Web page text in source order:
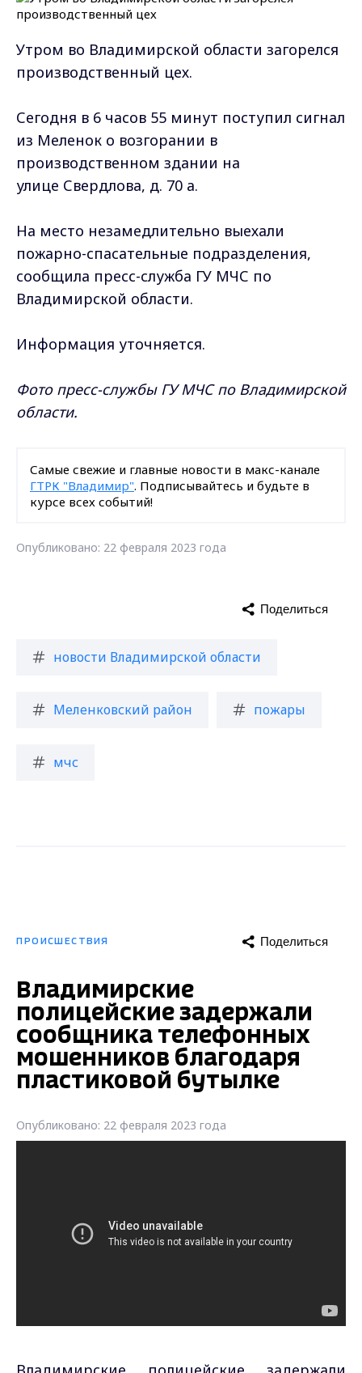
Утром во Владимирской области загорелся
производственный цех.
Сегодня в 6 часов 55 минут поступил сигнал
из Меленок о возгорании в
производственном здании на
улице Свердлова, д. 70 а.
На место незамедлительно выехали
пожарно-спасательные подразделения,
сообщила пресс-служба ГУ МЧС по
Владимирской области.
Информация уточняется.
Фото пресс-службы ГУ МЧС по Владимирской
области.
Самые свежие и главные новости в макс-канале
ГТРК "Владимир". Подписывайтесь и будьте в
курсе всех событий!
Опубликовано: 22 февраля 2023 года
новости Владимирской области
Меленковский район пожары
мчс
Поделиться
ПРОИСШЕСТВИЯ Поделиться
Владимирские
полицейские задержали
сообщника телефонных
мошенников благодаря
пластиковой бутылке
Опубликовано: 22 февраля 2023 года